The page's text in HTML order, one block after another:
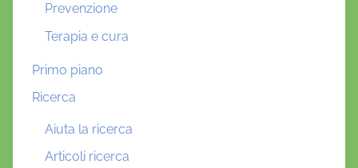
Prevenzione
Terapia e cura
Primo piano
Ricerca
Aiuta la ricerca
Articoli ricerca